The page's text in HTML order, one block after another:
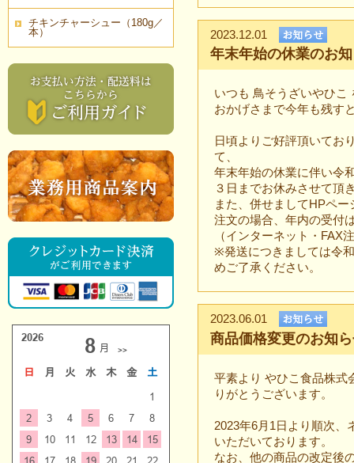
2023.12.01
年末年始の休業のお
いつも 鳥そうざいやひこ
おかげさまで今年も残す
日頃よりご好評頂いてお
て、
年末年始の休業に伴い令
３日までお休みさせて頂
また、併せましてHPペ
注文の場合、年内の受付
（インターネット・FAX
※発送につきましては令
めご了承ください。
2023.06.01
商品価格変更のお知
平素より やひこ食品株式
りがとうございます。
2023年6月1日より順次、
いただいております。
なお、他の商品の改定後
チキンチャーシュー（180g／
本）